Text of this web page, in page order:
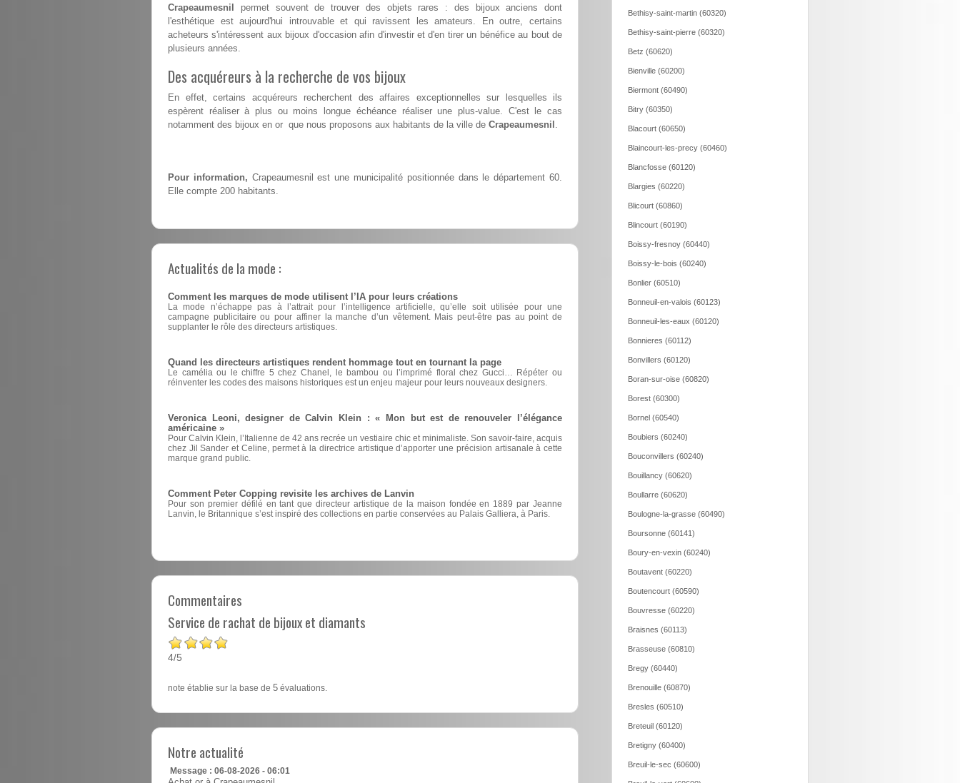
Crapeaumesnil permet souvent de trouver des objets rares : des bijoux anciens dont
l'esthétique est aujourd'hui introuvable et qui ravissent les amateurs. En outre, certains
acheteurs s'intéressent aux bijoux d'occasion afin d'investir et d'en tirer un bénéfice au bout de
plusieurs années.
Des acquéreurs à la recherche de vos bijoux
En effet, certains acquéreurs recherchent des affaires exceptionnelles sur lesquelles ils
espèrent réaliser à plus ou moins longue échéance réaliser une plus-value. C'est le cas
notamment des bijoux en or que nous proposons aux habitants de la ville de Crapeaumesnil
Pour information, Crapeaumesnil est une municipalité positionnée dans le département 60.
Elle compte 200 habitants.
Actualités de la mode :
Comment les marques de mode utilisent l’IA pour leurs créations
La mode n’échappe pas à l’attrait pour l’intelligence artificielle, qu’elle soit utilisée pour une
campagne publicitaire ou pour affiner la manche d’un vêtement. Mais peut-être pas au point de
supplanter le rôle des directeurs artistiques.
Quand les directeurs artistiques rendent hommage tout en tournant la page
Le camélia ou le chiffre 5 chez Chanel, le bambou ou l’imprimé floral chez Gucci… Répéter ou
réinventer les codes des maisons historiques est un enjeu majeur pour leurs nouveaux designers.
Veronica Leoni, designer de Calvin Klein : « Mon but est de renouveler l’élégance
américaine »
Pour Calvin Klein, l’Italienne de 42 ans recrée un vestiaire chic et minimaliste. Son savoir-faire, acquis
chez Jil Sander et Celine, permet à la directrice artistique d’apporter une précision artisanale à cette
marque grand public.
Comment Peter Copping revisite les archives de Lanvin
Pour son premier défilé en tant que directeur artistique de la maison fondée en 1889 par Jeanne
Lanvin, le Britannique s’est inspiré des collections en partie conservées au Palais Galliera, à Paris.
Commentaires
Service de rachat de bijoux et diamants
4/5
note établie sur la base de 5 évaluations.
Notre actualité
Message : 06-08-2026 - 06:01
Bethisy-saint-martin (60320)
Bethisy-saint-pierre (60320)
Betz (60620)
Bienville (60200)
Biermont (60490)
Bitry (60350)
Blacourt (60650)
Blaincourt-les-precy (60460)
Blancfosse (60120)
Blargies (60220)
Blicourt (60860)
Blincourt (60190)
Boissy-fresnoy (60440)
Boissy-le-bois (60240)
Bonlier (60510)
Bonneuil-en-valois (60123)
Bonneuil-les-eaux (60120)
Bonnieres (60112)
Bonvillers (60120)
Boran-sur-oise (60820)
Borest (60300)
Bornel (60540)
Boubiers (60240)
Bouconvillers (60240)
Bouillancy (60620)
Boullarre (60620)
Boulogne-la-grasse (60490)
Boursonne (60141)
Boury-en-vexin (60240)
Boutavent (60220)
Boutencourt (60590)
Bouvresse (60220)
Braisnes (60113)
Brasseuse (60810)
Bregy (60440)
Brenouille (60870)
Bresles (60510)
Breteuil (60120)
Bretigny (60400)
Breuil-le-sec (60600)